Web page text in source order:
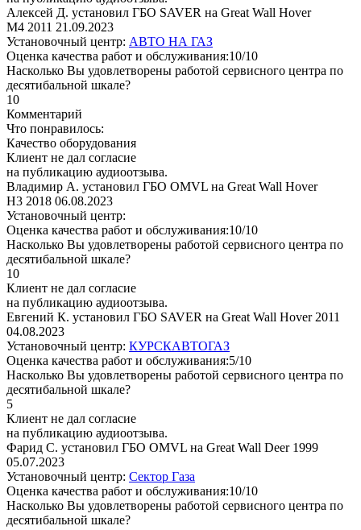
Алексей Д. установил ГБО SAVER на Great Wall Hover
M4 2011 21.09.2023
Установочный центр: АВТО НА ГАЗ
Оценка качества работ и обслуживания:10/10
Насколько Вы удовлетворены работой сервисного центра по
десятибальной шкале?
10
Комментарий
Что понравилось:
Качество оборудования
Клиент не дал согласие
на публикацию аудиоотзыва.
Владимир A. установил ГБО OMVL на Great Wall Hover
H3 2018 06.08.2023
Установочный центр:
Оценка качества работ и обслуживания:10/10
Насколько Вы удовлетворены работой сервисного центра по
десятибальной шкале?
10
Клиент не дал согласие
на публикацию аудиоотзыва.
Евгений К. установил ГБО SAVER на Great Wall Hover 2011
04.08.2023
Установочный центр: КУРСКАВТОГАЗ
Оценка качества работ и обслуживания:5/10
Насколько Вы удовлетворены работой сервисного центра по
десятибальной шкале?
5
Клиент не дал согласие
на публикацию аудиоотзыва.
Фарид С. установил ГБО OMVL на Great Wall Deer 1999
05.07.2023
Установочный центр: Сектор Газа
Оценка качества работ и обслуживания:10/10
Насколько Вы удовлетворены работой сервисного центра по
десятибальной шкале?